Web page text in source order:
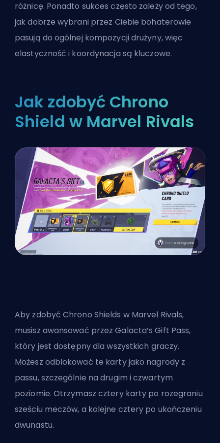
różnicę. Ponadto sukces często zależy od tego,
jak dobrze wybrani przez Ciebie bohaterowie
pasują do ogólnej kompozycji drużyny, więc
elastyczność i koordynacja są kluczowe.
Jak zdobyć Chrono
Shield w Marvel Rivals
Aby zdobyć Chrono Shields w Marvel Rivals,
musisz awansować przez Galacta’s Gift Pass,
który jest dostępny dla wszystkich graczy.
Możesz odblokować te karty jako nagrody z
passu, szczególnie na drugim i czwartym
poziomie. Otrzymasz cztery karty po rozegraniu
sześciu meczów, a kolejne cztery po ukończeniu
dwunastu.